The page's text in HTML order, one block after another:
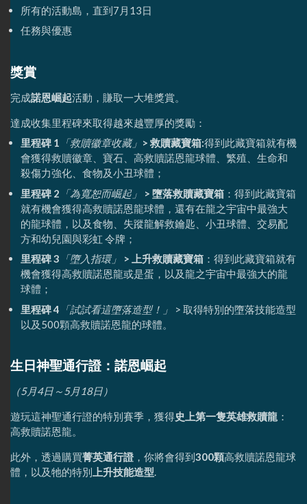
所有的活動島，直到7月13日
任務與優惠
獎賞
完成諾恩崛起活動，賺取一大堆獎賞。
達成收集里程碑來取得越來越豐厚的獎勵：
里程碑 1 「救贖徽章收藏」 > 救贖藏寶箱:得到此藏寶箱就有機
會獲得救贖徽章、寶石、高救贖諾恩龍球體、繁殖、生命和
殺傷力強化、食物及小丑球體；
里程碑 2 「為寬恕而崛起」 > 墮落救贖藏寶箱 ：得到此藏寶箱
就有機會獲得高救贖諾恩龍球體，還有在龍之宇宙中最強大
的龍球體，以及食物、失蹤龍解救鑰匙、小丑球體、交易配
方和幼兒園與彩虹 令牌；
里程碑 3 「墮入指環」 > 上升救贖藏寶箱 ：得到此藏寶箱就有
機會獲得高救贖諾恩龍或是蛋，以及龍之宇宙中最強大的龍
球體；
里程碑 4 「試試看這墮落造型！」
> 取得特別的墮落技能造型
以及500顆高救贖諾恩龍的球體。
生日神聖通行證：諾恩崛起
（5月4日～5月18日）
遊玩這神聖通行證的特別賽季，獲得史上第一隻英雄救贖龍 ：
高救贖諾恩龍。
此外，透過購買菁英通行證 ，你將會得到300顆高救贖諾恩龍球
體，以及牠的特別 上升技能造型.